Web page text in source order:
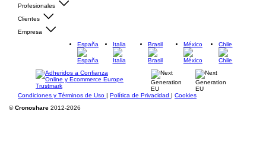
Profesionales
Clientes
Empresa
España
Italia Brasil México Chile
Condiciones y Términos de Uso | Política de Privacidad | Cookies
©Cronoshare 2012-2026